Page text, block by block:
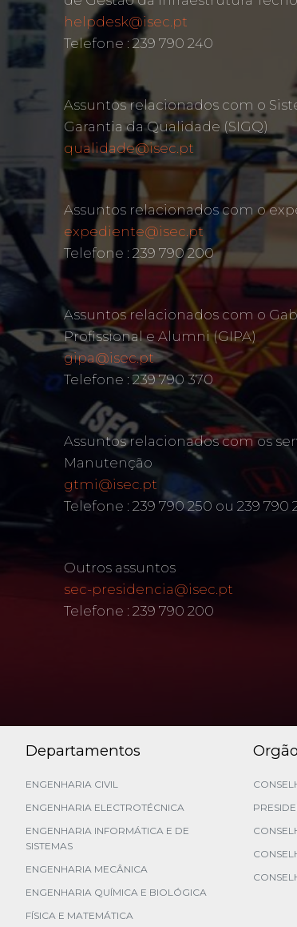
helpdesk@isec.pt
Telefone : 239 790 240
Assuntos relacionados com o
Garantia da Qualidade (SIGQ)
qualidade@isec.pt
Assuntos relacionados com o
expediente@isec.pt
Telefone : 239 790 200
Assuntos relacionados com o
Profissional e Alumni (GIPA)
gipa@isec.pt
Telefone : 239 790 370
Assuntos relacionados com os
Manutenção
gtmi@isec.pt
Telefone : 239 790 250 ou 239 790
Outros assuntos
sec-presidencia@isec.pt
Telefone : 239 790 200
Departamentos
ENGENHARIA CIVIL
ENGENHARIA ELECTROTÉCNICA
ENGENHARIA INFORMÁTICA E DE
SISTEMAS
ENGENHARIA MECÂNICA
ENGENHARIA QUÍMICA E BIOLÓGICA
FÍSICA E MATEMÁTICA